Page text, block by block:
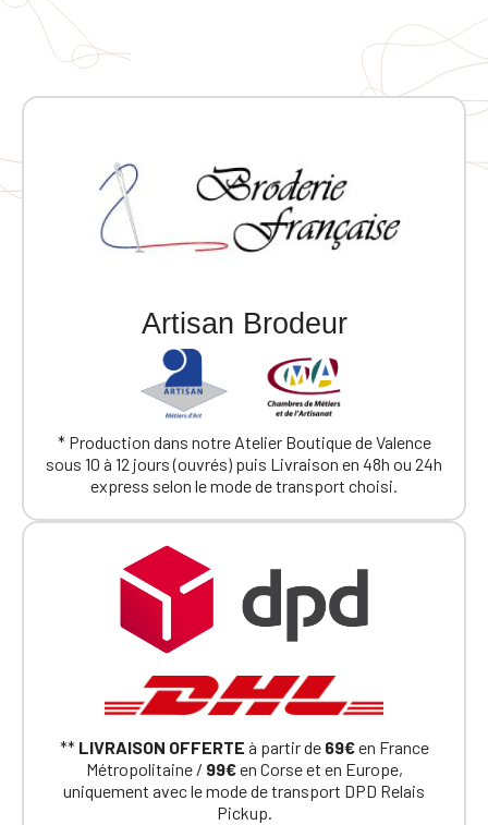
Artisan Brodeur
* Production dans notre Atelier Boutique de Valence
sous 10 à 12 jours (ouvrés) puis Livraison en 48h ou 24h
express selon le mode de transport choisi.
** LIVRAISON OFFERTE à partir de 69€en France
Métropolitaine / 99€en Corse et en Europe,
uniquement avec le mode de transport DPD Relais
Pickup.